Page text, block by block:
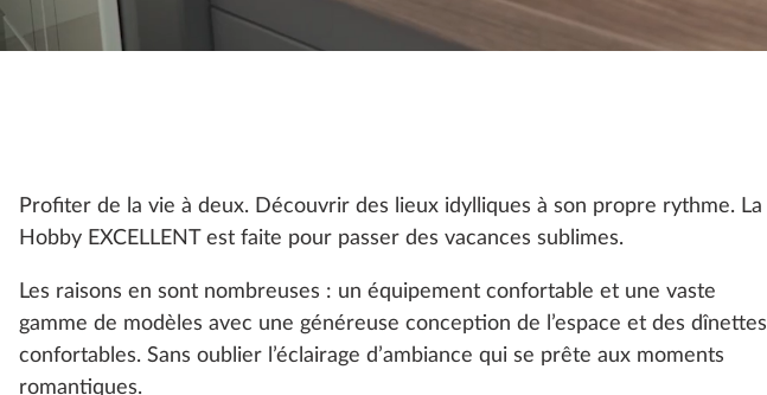
Profiter de la vie à deux. Découvrir des lieux idylliques à son propre rythme. La
Hobby EXCELLENT est faite pour passer des vacances sublimes.
Les raisons en sont nombreuses : un équipement confortable et une vaste
gamme de modèles avec une généreuse conception de l’espace et des dînettes
confortables. Sans oublier l’éclairage d’ambiance qui se prête aux moments
romantiques.